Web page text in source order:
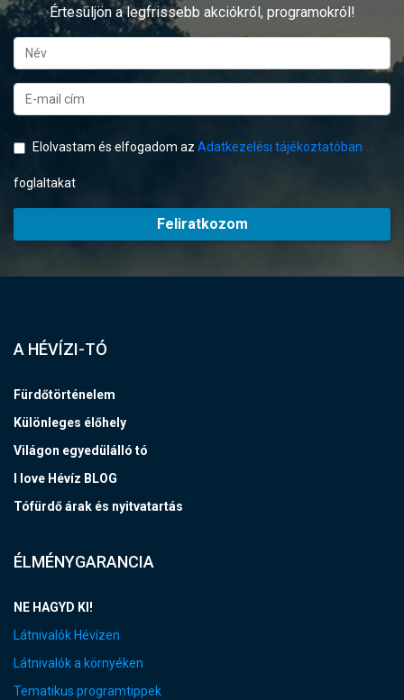
Értesüljön a legfrissebb akciókról, programokról!
Elolvastam és elfogadom az Adatkezelési tájékoztatóban
foglaltakat
Feliratkozom
A HÉVÍZI-TÓ
Fürdőtörténelem
Különleges élőhely
Világon egyedülálló tó
I love Hévíz BLOG
Tófürdő árak és nyitvatartás
ÉLMÉNYGARANCIA
NE HAGYD KI!
Látnivalók Hévízen
Látnivalók a környéken
Tematikus programtippek